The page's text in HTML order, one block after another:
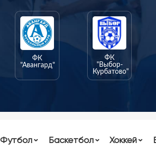
ФК
"Авангард"
ФК
"Выбор-
Курбатово"
Футбол Баскетбол Хоккей